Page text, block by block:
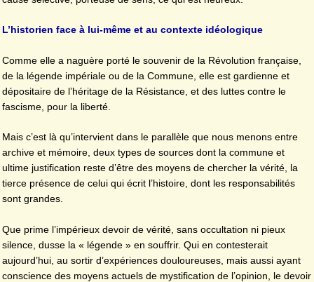
L’historien face à lui-même et au contexte idéologique
Comme elle a naguère porté le souvenir de la Révolution française,
de la légende impériale ou de la Commune, elle est gardienne et
dépositaire de l’héritage de la Résistance, et des luttes contre le
fascisme, pour la liberté.
Mais c’est là qu’intervient dans le parallèle que nous menons entre
archive et mémoire, deux types de sources dont la commune et
ultime justification reste d’être des moyens de chercher la vérité, la
tierce présence de celui qui écrit l’histoire, dont les responsabilités
sont grandes.
Que prime l’impérieux devoir de vérité, sans occultation ni pieux
silence, dusse la « légende » en souffrir. Qui en contesterait
aujourd’hui, au sortir d’expériences douloureuses, mais aussi ayant
conscience des moyens actuels de mystification de l’opinion, le devoir